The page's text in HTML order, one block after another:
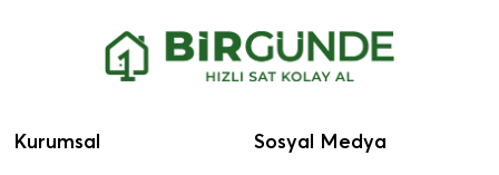
Kurumsal Sosyal Medya